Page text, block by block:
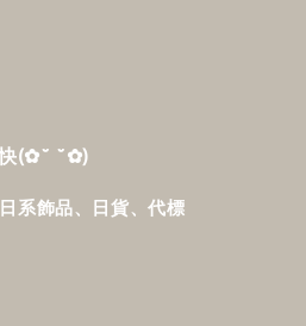
‎(✿˘ ˘✿)
系飾品、日貨、代標